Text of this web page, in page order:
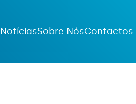
NotíciasSobre NósContactos